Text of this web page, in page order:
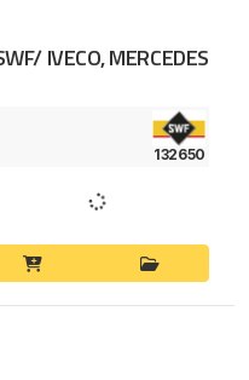
IVECO, MERCEDES
132650